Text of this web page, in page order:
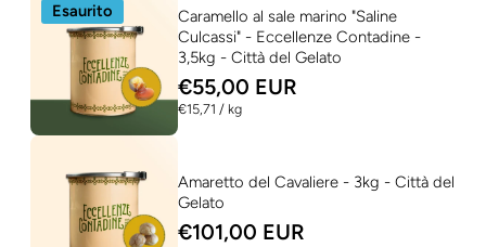
Esaurito
Caramello al sale marino "Saline
Culcassi" - Eccellenze Contadine -
3,5kg - Città del Gelato
€55,00 EUR
€15,71 / per
kg
Amaretto del Cavaliere - 3kg - Città del
Gelato
€101,00 EUR